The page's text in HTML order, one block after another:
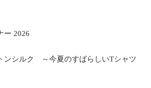
ー 2026
ンシルク ～今夏のすばらしいTシャツ